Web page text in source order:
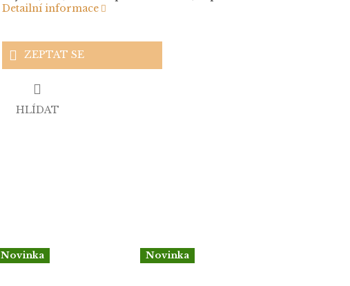
Detailní informace
ZEPTAT SE
HLÍDAT
Novinka Novinka